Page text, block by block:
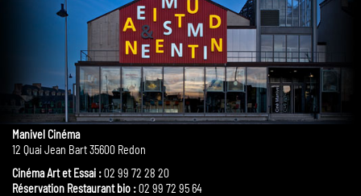
Manivel Cinéma
12 Quai Jean Bart 35600 Redon
Cinéma Art et Essai :02 99 72 28 20
Réservation Restaurant bio :02 99 72 95 64